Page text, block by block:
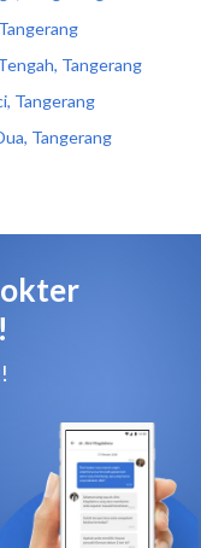
Tangerang
Tangerang
Tangerang